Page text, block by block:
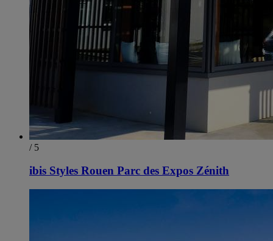
/ 5
ibis Styles Rouen Parc des Expos Zénith